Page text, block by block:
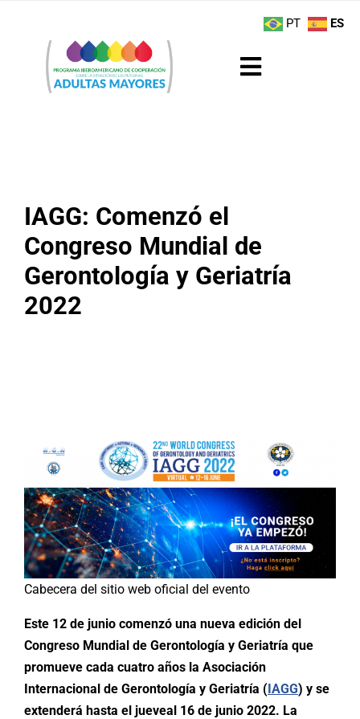
contenido
Toggle
Actividades
Boletín
IAGG: Comenzó el
Congreso Mundial de
Gerontología y Geriatría
2022
Cabecera del sitio web oficial del evento
Este 12 de junio comenzó una nueva edición del
Congreso Mundial de Gerontología y Geriatría que
promueve cada cuatro años la Asociación
Internacional de Gerontología y Geriatría (IAGG) y se
extenderá hasta el jueveal 16 de junio 2022. La
PT ES